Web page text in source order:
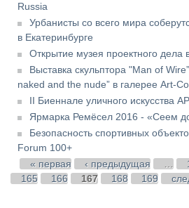
Russia
Урбанисты со всего мира
в Екатеринбурге
Открытие музея проектного дела
Выставка скульптора "Man of
naked and the nude” в галерее Art-
II Биеннале уличного
Ярмарка Ремёсел 2016 - «Сеем
Безопасность спортивных
Forum 100+
Страницы
« первая ‹ предыдущая
165
166 167 168 169